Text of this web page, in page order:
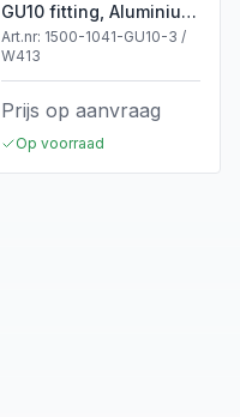
GU10 fitting, Aluminium,
IP65, Zwart
Art.nr: 1500-1041-GU10-3 /
W413
Prijs op aanvraag
Op voorraad